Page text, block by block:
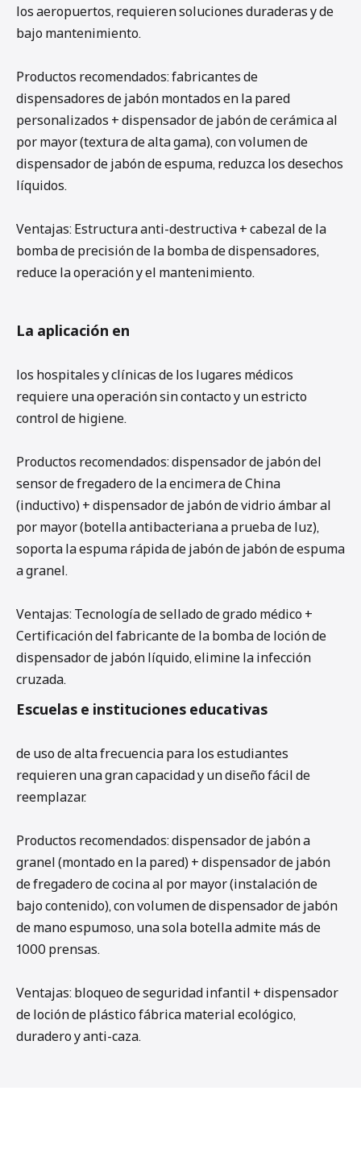
los aeropuertos, requieren soluciones duraderas y de
bajo mantenimiento.
Productos recomendados: fabricantes de
dispensadores de jabón montados en la pared
personalizados + dispensador de jabón de cerámica al
por mayor (textura de alta gama), con volumen de
dispensador de jabón de espuma, reduzca los desechos
líquidos.
Ventajas: Estructura anti-destructiva + cabezal de la
bomba de precisión de la bomba de dispensadores,
reduce la operación y el mantenimiento.
La aplicación en
los hospitales y clínicas de los lugares médicos
requiere una operación sin contacto y un estricto
control de higiene.
Productos recomendados: dispensador de jabón del
sensor de fregadero de la encimera de China
(inductivo) + dispensador de jabón de vidrio ámbar al
por mayor (botella antibacteriana a prueba de luz),
soporta la espuma rápida de jabón de jabón de espuma
a granel.
Ventajas: Tecnología de sellado de grado médico +
Certificación del fabricante de la bomba de loción de
dispensador de jabón líquido, elimine la infección
cruzada.
Escuelas e instituciones educativas
de uso de alta frecuencia para los estudiantes
requieren una gran capacidad y un diseño fácil de
reemplazar.
Productos recomendados: dispensador de jabón a
granel (montado en la pared) + dispensador de jabón
de fregadero de cocina al por mayor (instalación de
bajo contenido), con volumen de dispensador de jabón
de mano espumoso, una sola botella admite más de
1000 prensas.
Ventajas: bloqueo de seguridad infantil + dispensador
de loción de plástico fábrica material ecológico,
duradero y anti-caza.